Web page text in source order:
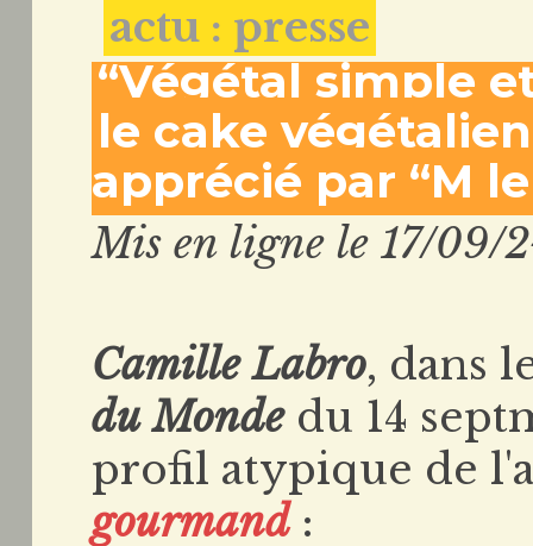
actu : presse
“Végétal simple
le cake
apprécié par “M
Mis en ligne le 17/09/
Camille Labro, dans
du Mondedu 14
profil atypique de
gourmand :